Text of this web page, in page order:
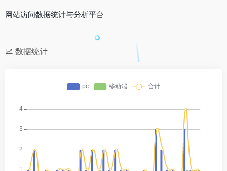
网站访问数据统计与分析平台
数据统计